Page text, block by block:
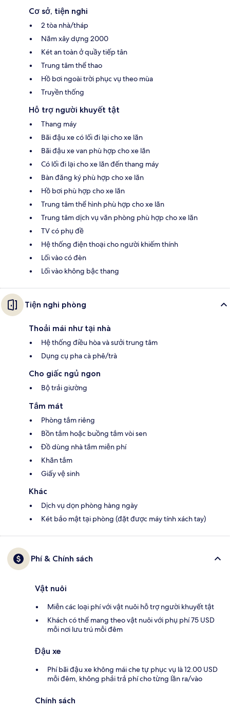
Cơ sở, tiện nghi
2 tòa nhà/tháp
Năm xây dựng 2000
Két an toàn ở quầy tiếp tân
Trung tâm thể thao
Hồ bơi ngoài trời phục vụ theo mùa
Truyền thống
Hỗ trợ người khuyết tật
Thang máy
Bãi đậu xe có lối đi lại cho xe lăn
Bãi đậu xe van phù hợp cho xe lăn
Có lối đi lại cho xe lăn đến thang máy
Bàn đăng ký phù hợp cho xe lăn
Hồ bơi phù hợp cho xe lăn
Trung tâm thể hình phù hợp cho xe lăn
Trung tâm dịch vụ văn phòng phù hợp cho xe lăn
TV có phụ đề
Hệ thống điện thoại cho người khiếm thính
Lối vào có đèn
Lối vào không bậc thang
Tiện nghi phòng
Thoải mái như tại nhà
Hệ thống điều hòa và sưởi trung tâm
Dụng cụ pha cà phê/trà
Cho giấc ngủ ngon
Bộ trải giường
Tắm mát
Phòng tắm riêng
Bồn tắm hoặc buồng tắm vòi sen
Đồ dùng nhà tắm miễn phí
Khăn tắm
Giấy vệ sinh
Khác
Dịch vụ dọn phòng hàng ngày
Két bảo mật tại phòng (đặt được máy tính xách tay)
Phí & Chính sách
Vật nuôi
Miễn các loại phí với vật nuôi hỗ trợ người khuyết tật
Khách có thể mang theo vật nuôi với phụ phí 75 USD
mỗi nơi lưu trú mỗi đêm
Đậu xe
Phí bãi đậu xe không mái che tự phục vụ là 12.00 USD
mỗi đêm, không phải trả phí cho từng lần ra/vào
Chính sách